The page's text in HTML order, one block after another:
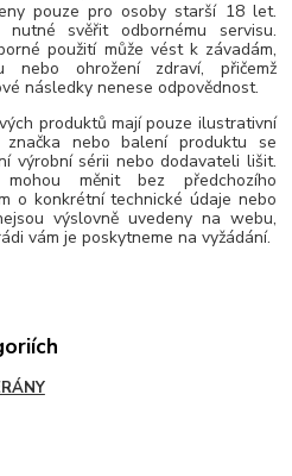
pouze pro osoby starší 18 let.
svěřit odbornému servisu.
použití může vést k závadám,
nebo ohrožení zdraví, přičemž
následky nenese odpovědnost.
produktů mají pouze ilustrativní
značka nebo balení produktu se
výrobní sérii nebo dodavateli lišit.
měnit bez předchozího
o konkrétní technické údaje nebo
výslovně uvedeny na webu,
vám je poskytneme na vyžádání.